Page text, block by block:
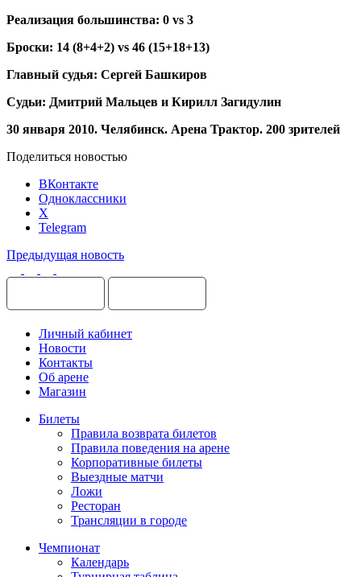
Реализация большинства: 0 vs 3
Броски: 14 (8+4+2) vs 46 (15+18+13)
Главный судья: Сергей Башкиров
Судьи: Дмитрий Мальцев и Кирилл Загидулин
30 января 2010. Челябинск. Арена Трактор. 200 зрителей
Поделиться новостью
ВКонтакте
Одноклассники
X
Telegram
Предыдущая новость
Личный кабинет
Новости
Контакты
Об арене
Магазин
Билеты
Правила возврата билетов
Правила поведения на арене
Корпоративные билеты
Выездные матчи
Ложи
Ресторан
Трансляции в городе
Чемпионат
Календарь